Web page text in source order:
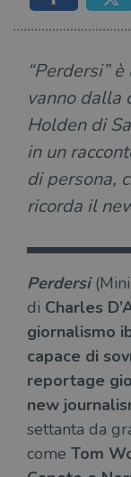
“Perdersi”
vanno dalla
Holden di
in un
di persona,
ricorda il
Perdersi
di Charles
giornalismo
capace di
reportage
new
settanta da
come Tom